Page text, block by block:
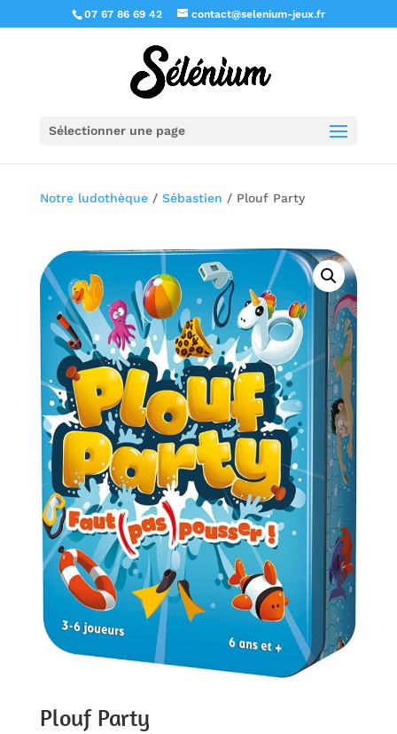
07 67 86 69 42 contact@selenium-jeux.fr
Sélectionner une page
Notre ludothèque/ Sébastien / Plouf Party
Plouf Party